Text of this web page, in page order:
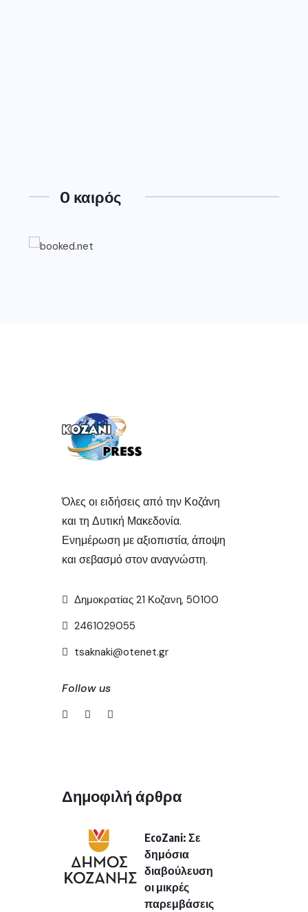
O καιρός
Όλες οι ειδήσεις από την Κοζάνη
και τη Δυτική Μακεδονία.
Ενημέρωση με αξιοπιστία, άποψη
και σεβασμό στον αναγνώστη.
Δημοκρατίας 21 Κοζανη, 50100
2461029055
tsaknaki@otenet.gr
Follow us
Δημοφιλή άρθρα
EcoZani: Σε
δημόσια
διαβούλευση
οι μικρές
παρεμβάσεις